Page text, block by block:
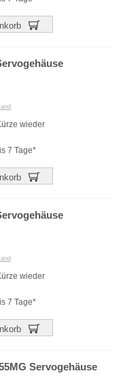
wieder
7 Tage*
wieder
7 Tage*
Servogehäuse